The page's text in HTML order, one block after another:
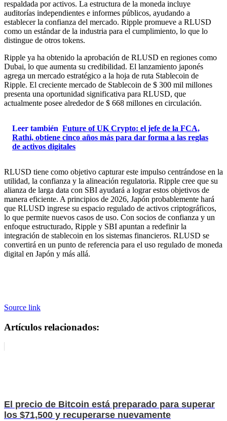
respaldada por activos. La estructura de la moneda incluye
auditorías independientes e informes públicos, ayudando a
establecer la confianza del mercado. Ripple promueve a RLUSD
como un estándar de la industria para el cumplimiento, lo que lo
distingue de otros tokens.
Ripple ya ha obtenido la aprobación de RLUSD en regiones como
Dubai, lo que aumenta su credibilidad. El lanzamiento japonés
agrega un mercado estratégico a la hoja de ruta Stablecoin de
Ripple. El creciente mercado de Stablecoin de $ 300 mil millones
presenta una oportunidad significativa para RLUSD, que
actualmente posee alrededor de $ 668 millones en circulación.
Leer también Future of UK Crypto: el jefe de la FCA,
Rathi, obtiene cinco años más para dar forma a las reglas
de activos digitales
RLUSD tiene como objetivo capturar este impulso centrándose en la
utilidad, la confianza y la alineación regulatoria. Ripple cree que su
alianza de larga data con SBI ayudará a lograr estos objetivos de
manera eficiente. A principios de 2026, Japón probablemente hará
que RLUSD ingrese su espacio regulado de activos criptográficos,
lo que permite nuevos casos de uso. Con socios de confianza y un
enfoque estructurado, Ripple y SBI apuntan a redefinir la
integración de stablecoin en los sistemas financieros. RLUSD se
convertirá en un punto de referencia para el uso regulado de moneda
digital en Japón y más allá.
Source link
Artículos relacionados:
El precio de Bitcoin está preparado para superar
los $71,500 y recuperarse nuevamente